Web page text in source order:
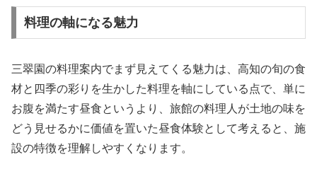
料理の軸になる魅力
三翠園の料理案内でまず見えてくる魅力は、高知の旬の食
材と四季の彩りを生かした料理を軸にしている点で、単に
お腹を満たす昼食というより、旅館の料理人が土地の味を
どう見せるかに価値を置いた昼食体験として考えると、施
設の特徴を理解しやすくなります。